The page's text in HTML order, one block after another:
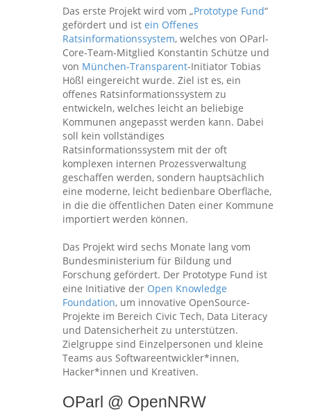
Das erste Projekt wird vom „Prototype Fund“
gefördert und ist ein Offenes
Ratsinformationssystem, welches von OParl-
Core-Team-Mitglied Konstantin Schütze und
von München-Transparent-Initiator Tobias
Hößl eingereicht wurde. Ziel ist es, ein
offenes Ratsinformationssystem zu
entwickeln, welches leicht an beliebige
Kommunen angepasst werden kann. Dabei
soll kein vollständiges
Ratsinformationssystem mit der oft
komplexen internen Prozessverwaltung
geschaffen werden, sondern hauptsächlich
eine moderne, leicht bedienbare Oberfläche,
in die die öffentlichen Daten einer Kommune
importiert werden können.
Das Projekt wird sechs Monate lang vom
Bundesministerium für Bildung und
Forschung gefördert. Der Prototype Fund ist
eine Initiative der Open Knowledge
Foundation, um innovative OpenSource-
Projekte im Bereich Civic Tech, Data Literacy
und Datensicherheit zu unterstützen.
Zielgruppe sind Einzelpersonen und kleine
Teams aus Softwareentwickler*innen,
Hacker*innen und Kreativen.
OParl @ OpenNRW